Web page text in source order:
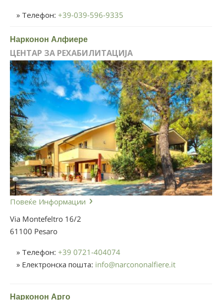
» Телефон: +39-039-596-9335
Нарконон Алфиере
ЦЕНТАР ЗА РЕХАБИЛИТАЦИЈА
Повеќе Информации
Via Montefeltro 16/2
61100 Pesaro
» Телефон: +39 0721-404074
» Електронска пошта: info@narcononalfiere.it
Нарконон Арго